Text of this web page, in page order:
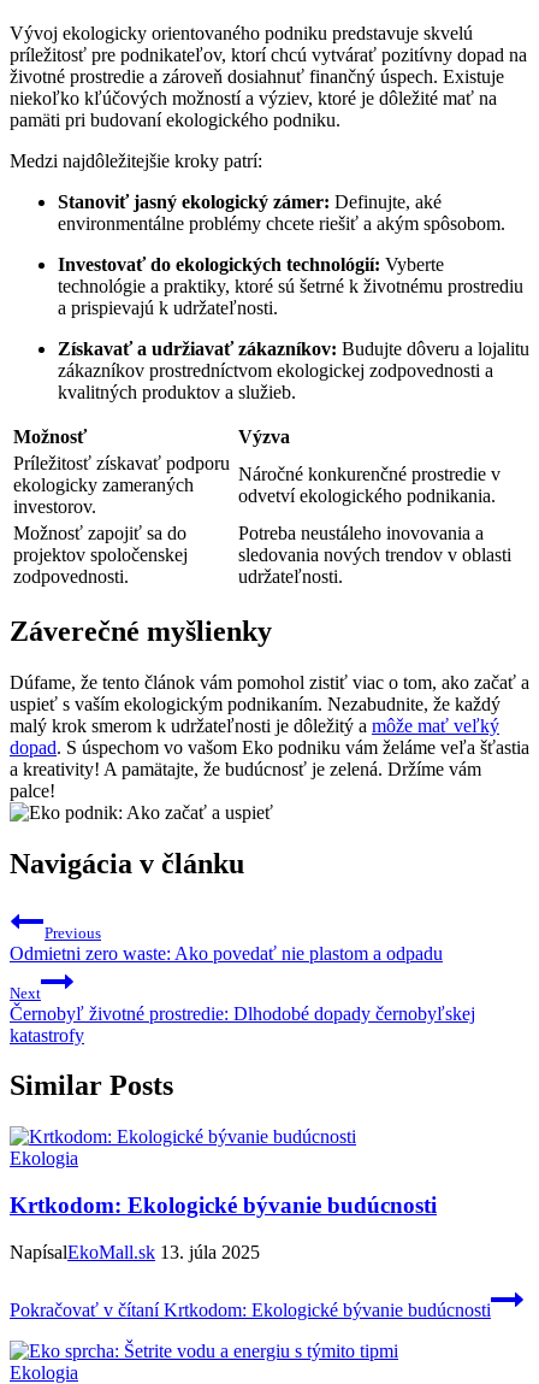
Vývoj ekologicky orientovaného podniku predstavuje skvelú
príležitosť pre podnikateľov, ktorí chcú vytvárať pozitívny dopad na
životné prostredie a zároveň dosiahnuť finančný úspech. Existuje
niekoľko kľúčových možností a výziev, ktoré je dôležité mať na
pamäti pri budovaní ekologického podniku.
Medzi najdôležitejšie kroky patrí:
Stanoviť jasný ekologický zámer: Definujte, aké
environmentálne problémy chcete riešiť a akým spôsobom.
Investovať do ekologických technológií: Vyberte
technológie a praktiky, ktoré sú šetrné k životnému prostrediu
a prispievajú k udržateľnosti.
Získavať a udržiavať zákazníkov: Budujte dôveru a lojalitu
zákazníkov prostredníctvom ekologickej zodpovednosti a
kvalitných produktov a služieb.
Možnosť
Výzva
Príležitosť získavať podporu
ekologicky zameraných
investorov.
Náročné konkurenčné prostredie v
odvetví ekologického podnikania.
Možnosť zapojiť sa do
projektov spoločenskej
zodpovednosti.
Potreba neustáleho inovovania a
sledovania nových trendov v oblasti
udržateľnosti.
Záverečné myšlienky
Dúfame, že tento článok vám pomohol zistiť viac o tom, ako začať a
uspieť s vaším ekologickým podnikaním. Nezabudnite, že každý
malý krok smerom k udržateľnosti je dôležitý a môže mať veľký
dopad. S úspechom vo vašom Eko podniku vám želáme veľa šťastia
a kreativity! A pamätajte, že budúcnosť je zelená. Držíme vám
palce!
Navigácia v článku
Previous
Odmietni zero waste: Ako povedať nie plastom a odpadu
Next
Černobyľ životné prostredie: Dlhodobé dopady černobyľskej
katastrofy
Similar Posts
Ekologia
Krtkodom: Ekologické bývanie budúcnosti
NapísalEkoMall.sk 13. júla 2025
Pokračovať v čítaníKrtkodom: Ekologické bývanie budúcnosti
Ekologia